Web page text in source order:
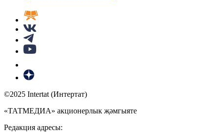
©2025 Intertat (Интертат)
«ТАТМЕДИА» акционерлык җәмгыяте
Редакция адресы: